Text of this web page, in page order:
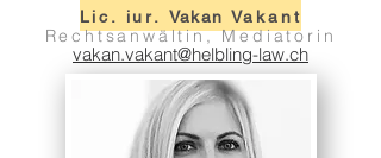
Lic. iur. Vakan Vakant
Rechtsanwältin, Mediatorin
vakan.vakant@helbling-law.ch